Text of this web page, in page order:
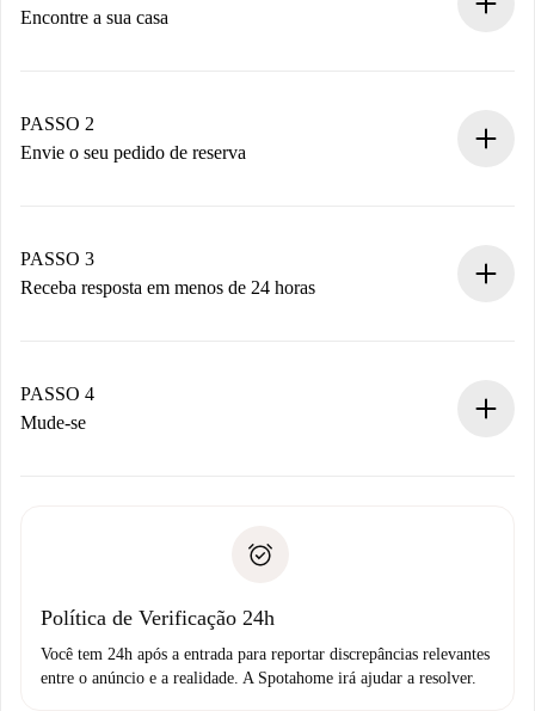
Encontre a sua casa
Você tem todas as informações necessárias
antecipadamente.
PASSO 2
Envie o seu pedido de reserva
Não cobramos nada até que o proprietário confirme.
PASSO 3
Receba resposta em menos de 24 horas
proprietário.
Se recusada: não cobraremos nada e ofereceremos
Débito direto bancário
PASSO 4
Mude-se
não comunicar nenhum problema.
Política de Verificação 24h
Você tem 24h após a entrada para reportar discrepâncias relevantes
entre o anúncio e a realidade. A Spotahome irá ajudar a resolver.